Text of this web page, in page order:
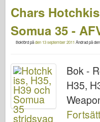
Chars
Somua 35 -
Bokförd påden 13 september 2011 Ändrad på
Bok -
H35,